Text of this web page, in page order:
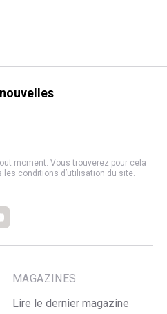
moment. Vous trouverez pour cela
les conditions d’utilisation du site.
MAGAZINES
Lire le dernier magazine